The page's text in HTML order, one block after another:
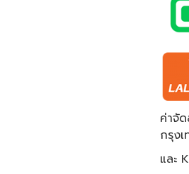
ค่าจั
กรุง
และ